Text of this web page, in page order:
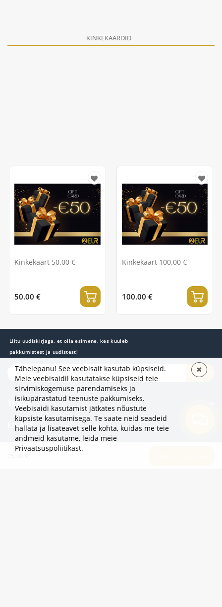
KINKEKAARDID
Kinkekaart 50.00 €
50.00 €
Kinkekaart 100.00 €
100.00 €
Liitu uudiskirjaga, et olla esimene, kes kuuleb
pakkumistest ja uudistest!
TELLI
TEAVE
LISAKS
KATEGOORIAD
Tähelepanu! See veebisait kasutab küpsiseid.
Meie veebisaidil kasutatakse küpsiseid teie
sirvimiskogemuse parendamiseks ja
isikupärastatud teenuste pakkumiseks.
Veebisaidi kasutamist jätkates nõustute
küpsiste kasutamisega. Te saate neid seadeid
hallata ja lisateavet selle kohta, kuidas me teie
andmeid kasutame, leida meie
Privaatsuspoliitikast.
✖